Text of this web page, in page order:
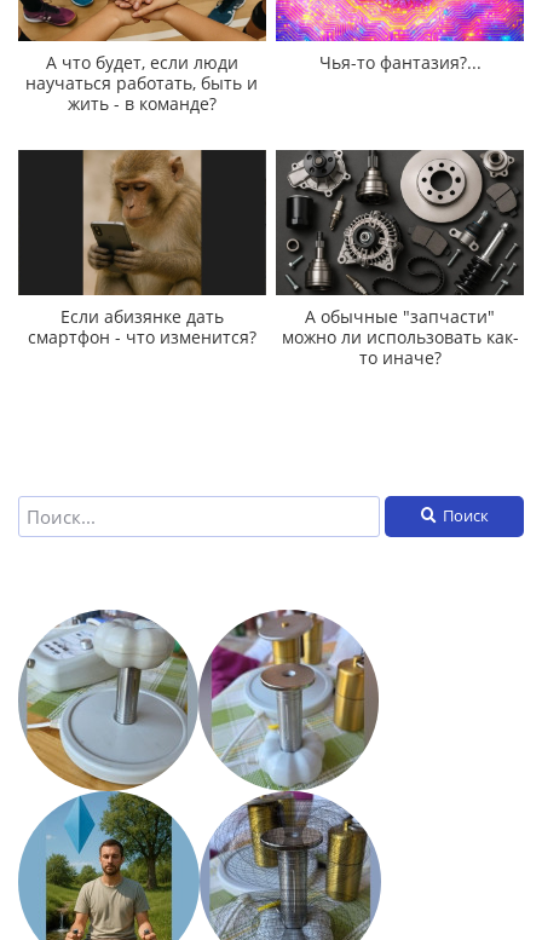
А что будет, если люди
научаться работать, быть и
жить - в команде?
Чья-то фантазия?...
Если абизянке дать
смартфон - что изменится?
А обычные "запчасти"
можно ли использовать как-
то иначе?
Поиск